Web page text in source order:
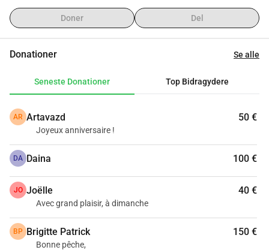
Doner Del
Donationer Se alle
Seneste Donationer Top Bidragydere
AR Artavazd 50 €
Joyeux anniversaire !
DA Daina 100 €
JO Joëlle 40 €
Avec grand plaisir, à dimanche
BP Brigitte Patrick 150 €
Bonne pêche,